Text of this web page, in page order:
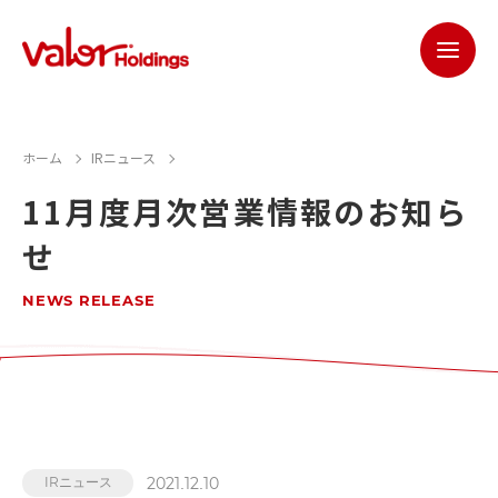
ホーム IRニュース
11月度月次営業情報のお知ら
せ
NEWS RELEASE
IRニュース 2021.12.10